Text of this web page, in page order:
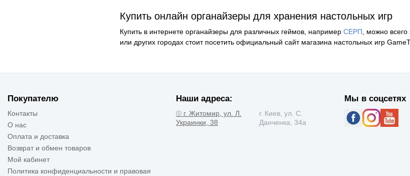
Купить онлайн органайзеры для хранения настольных игр
Купить в интернете органайзеры для различных геймов, например СЕРП , можно
или других городах стоит посетить официальный сайт магазина настольных игр
Покупателю
Контакты
О нас
Оплата и доставка
Возврат и обмен товаров
Мой кабинет
Политика конфиденциальности и правовая
Наши адреса:
⦾ г. Житомир, ул. Л.
Украинки, 38
г. Киев, ул. С.
Данченка, 34а
Мы в соцсетях